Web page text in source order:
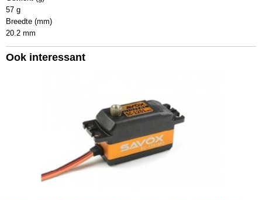
57 g
Breedte (mm)
20.2 mm
Ook interessant